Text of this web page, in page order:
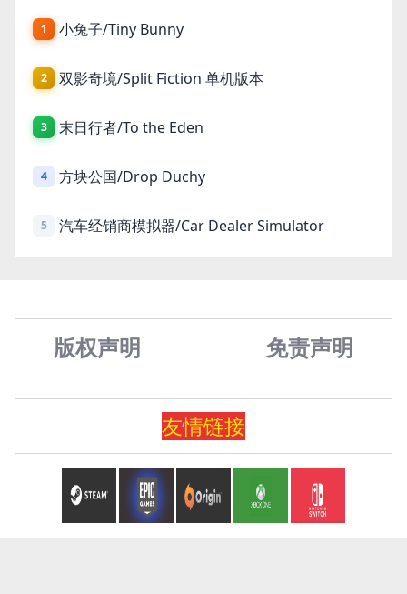
1 小兔子/Tiny Bunny
2 双影奇境/Split Fiction 单机版本
3 末日行者/To the Eden
4 方块公国/Drop Duchy
5 汽车经销商模拟器/Car Dealer Simulator
版权声明 免责声明
友情链接